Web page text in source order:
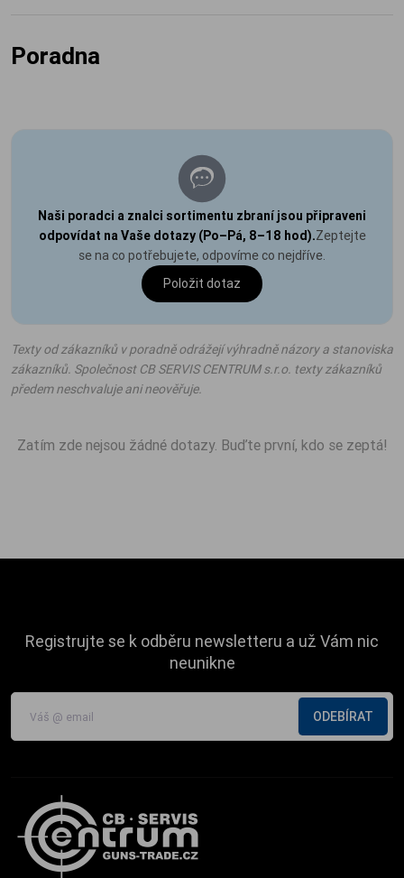
Poradna
Naši poradci a znalci sortimentu zbraní jsou připraveni
odpovídat na Vaše dotazy (Po–Pá, 8–18 hod).Zeptejte
se na co potřebujete, odpovíme co nejdříve.
Položit dotaz
Texty od zákazníků v poradně odrážejí výhradně názory a stanoviska
zákazníků. Společnost CB SERVIS CENTRUM s.r.o. texty zákazníků
předem neschvaluje ani neověřuje.
Zatím zde nejsou žádné dotazy. Buďte první, kdo se zeptá!
Registrujte se k odběru newsletteru a už Vám nic
neunikne
ODEBÍRAT